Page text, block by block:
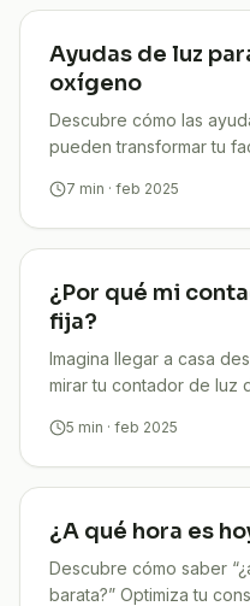
Ayudas de luz
oxígeno
Descubre cómo las
pueden transformar tu
¡Infórmate!
7 min · feb 2025
¿Por qué mi
fija?
Imagina llegar a casa
mirar tu contador de luz
5 min · feb 2025
¿A qué hora es
Descubre cómo saber
barata?” Optimiza tu